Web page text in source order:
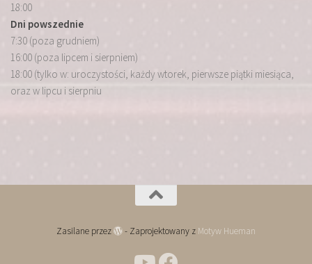
18:00
Dni powszednie
7:30 (poza grudniem)
16:00 (poza lipcem i sierpniem)
18:00 (tylko w: uroczystości, każdy wtorek, pierwsze piątki miesiąca,
oraz w lipcu i sierpniu
Zasilane przez - Zaprojektowany z Motyw Hueman